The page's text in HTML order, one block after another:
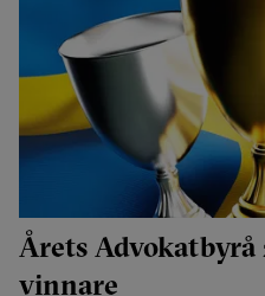
Årets
vinnare